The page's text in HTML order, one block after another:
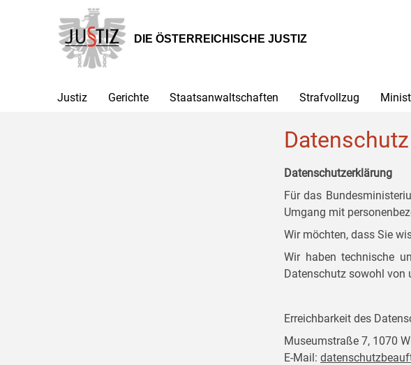
Hauptnavigation
[1]
Inhalt
[2]
Untermenü
[3]
DIE ÖSTERREICHISCHE JUSTIZ
Justiz Gerichte Staatsanwaltschaften Strafvollzug
Datenschutz
Datenschutzerklärung
Für das
Umgang mit
Wir möchten, dass Sie
Wir haben technische
Datenschutz sowohl von
Erreichbarkeit des
Museumstraße 7, 1070
E-Mail: